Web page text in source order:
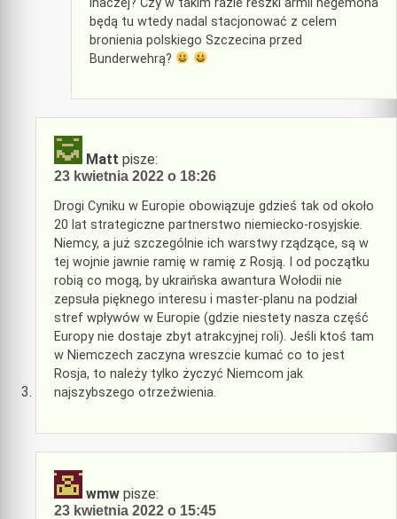
będą tu wtedy nadal stacjonować z celem
bronienia polskiego Szczecina przed
Bunderwehrą?
Matt pisze:
23 kwietnia 2022 o 18:26
Drogi Cyniku w Europie obowiązuje gdzieś tak od około
20 lat strategiczne partnerstwo niemiecko-rosyjskie.
Niemcy, a już szczególnie ich warstwy rządzące, są w
tej wojnie jawnie ramię w ramię z Rosją. I od początku
robią co mogą, by ukraińska awantura Wołodii nie
zepsuła pięknego interesu i master-planu na podział
stref wpływów w Europie (gdzie niestety nasza część
Europy nie dostaje zbyt atrakcyjnej roli). Jeśli ktoś tam
w Niemczech zaczyna wreszcie kumać co to jest
Rosja, to należy tylko życzyć Niemcom jak
najszybszego otrzeźwienia.
wmw pisze:
23 kwietnia 2022 o 15:45